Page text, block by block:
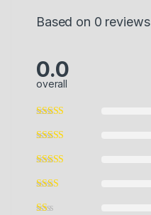
Based on 0 reviews
0.0
overall